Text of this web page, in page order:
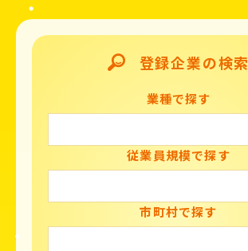
登録企業の検索
業種で探す
従業員規模で探す
市町村で探す